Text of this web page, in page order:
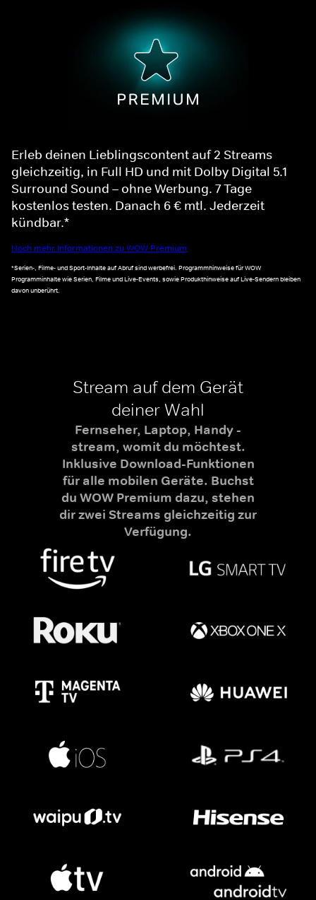
Erleb deinen Lieblingscontent auf 2 Streams
gleichzeitig, in Full HD und mit Dolby Digital 5.1
Surround Sound – ohne Werbung. 7 Tage
kostenlos testen. Danach 6 € mtl. Jederzeit
kündbar.*
Noch mehr Informationen zu WOW Premium
*Serien-, Filme- und Sport-Inhalte auf Abruf sind werbefrei. Programmhinweise für WOW
Programminhalte wie Serien, Filme und Live-Events, sowie Produkthinweise auf Live-Sendern bleiben
davon unberührt.
Stream auf dem Gerät
deiner Wahl
Fernseher, Laptop, Handy -
stream, womit du möchtest.
Inklusive Download-Funktionen
für alle mobilen Geräte. Buchst
du WOW Premium dazu, stehen
dir zwei Streams gleichzeitig zur
Verfügung.